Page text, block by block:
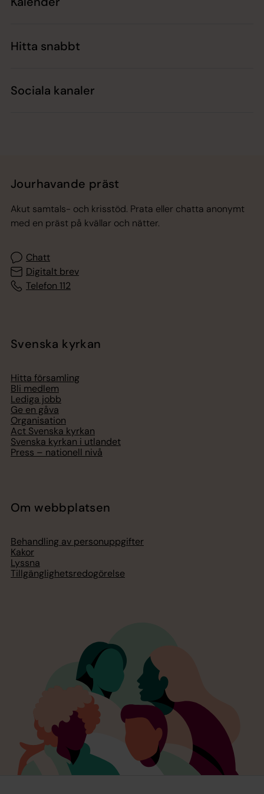
Hitta snabbt
Sociala kanaler
Jourhavande präst
Akut samtals- och krisstöd. Prata eller chatta anonymt
med en präst på kvällar och nätter.
Chatt
Digitalt brev
Telefon 112
Svenska kyrkan
Hitta församling
Bli medlem
Lediga jobb
Ge en gåva
Organisation
Act Svenska kyrkan
Svenska kyrkan i utlandet
Press – nationell nivå
Om webbplatsen
Behandling av personuppgifter
Kakor
Lyssna
Tillgänglighetsredogörelse